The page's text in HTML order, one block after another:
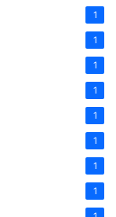
1
1
1
1
1
1
1
1